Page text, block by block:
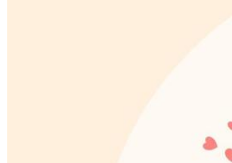
Événements Éditoriaux